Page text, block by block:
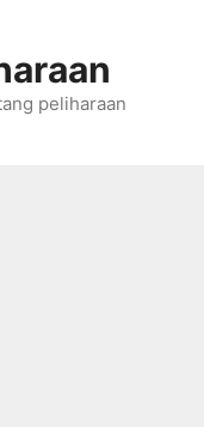
peliharaan